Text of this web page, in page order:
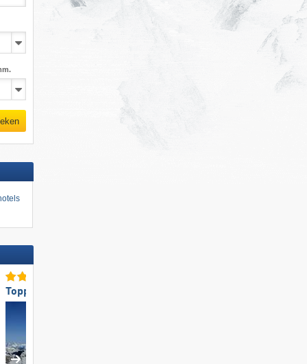
Toppistepreparatie